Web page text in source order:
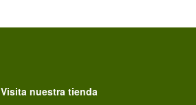
Visita nuestra tienda